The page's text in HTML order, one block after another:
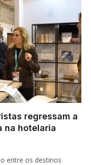
regressam a
na hotelaria
entre os destinos